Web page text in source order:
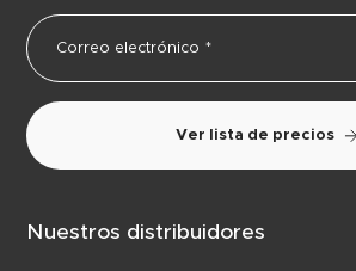
Ver lista de precios
Nuestros distribuidores